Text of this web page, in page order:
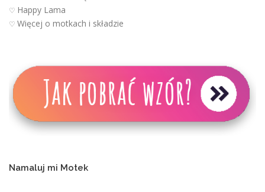
♡ Happy Lama
♡ Więcej o motkach i składzie
Namaluj mi Motek